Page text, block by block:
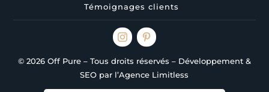
Témoignages clients
© 2026 Off Pure – Tous droits réservés – Développement &
SEO par l’Agence Limitless